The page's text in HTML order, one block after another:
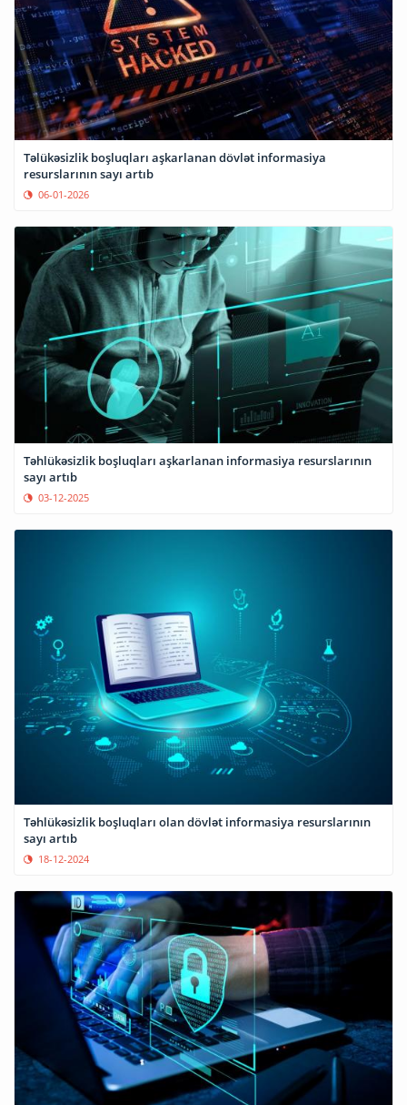
Təlükəsizlik boşluqları aşkarlanan dövlət informasiya
resurslarının sayı artıb
06-01-2026
Təhlükəsizlik boşluqları aşkarlanan informasiya resurslarının
sayı artıb
03-12-2025
Təhlükəsizlik boşluqları olan dövlət informasiya resurslarının
sayı artıb
18-12-2024